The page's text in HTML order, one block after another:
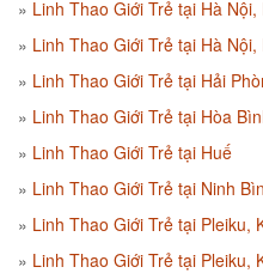
Linh Thao Giới Trẻ tại Hà Nội,
Linh Thao Giới Trẻ tại Hà Nội,
Linh Thao Giới Trẻ tại Hải
Linh Thao Giới Trẻ tại Hòa
Linh Thao Giới Trẻ tại Huế
Linh Thao Giới Trẻ tại Ninh
Linh Thao Giới Trẻ tại Pleiku,
Linh Thao Giới Trẻ tại Pleiku,